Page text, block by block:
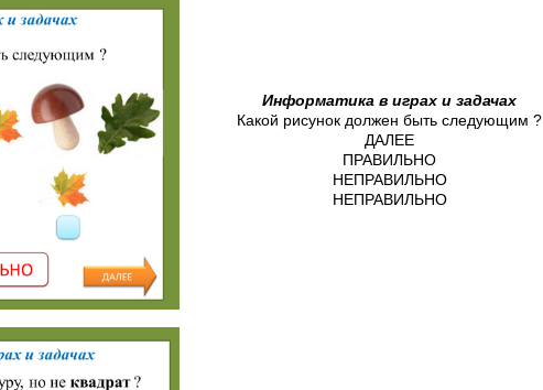
Информатика в играх и задачах
Какой рисунок должен быть следующим ?
ДАЛЕЕ
ПРАВИЛЬНО
НЕПРАВИЛЬНО
НЕПРАВИЛЬНО